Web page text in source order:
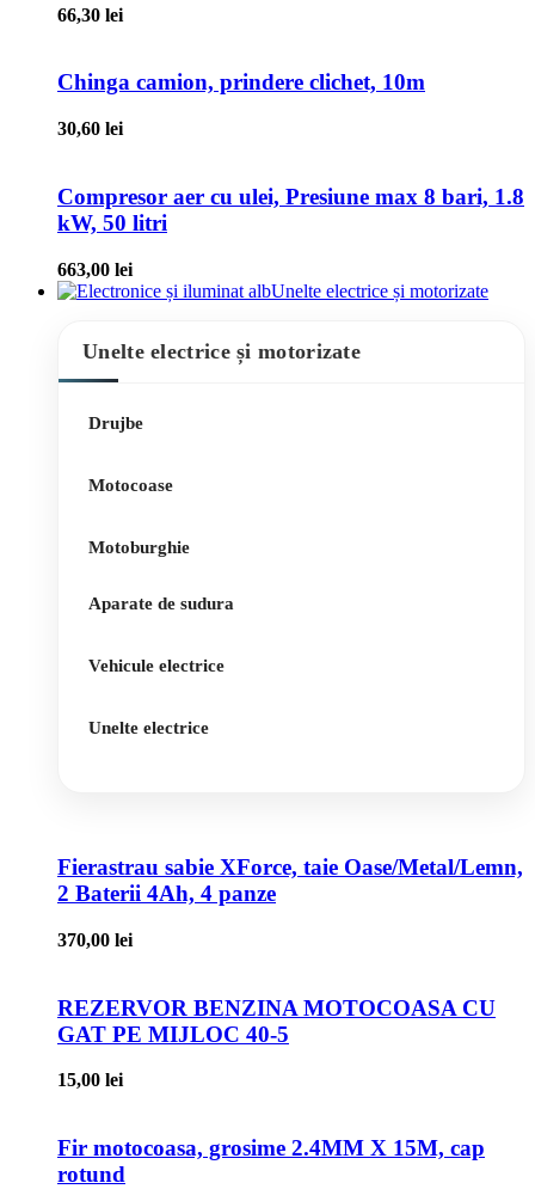
66,30 lei
Chinga camion, prindere clichet, 10m
30,60 lei
Compresor aer cu ulei, Presiune max 8 bari, 1.8
kW, 50 litri
663,00 lei
Unelte electrice și motorizate
Unelte electrice și motorizate
Drujbe
Motocoase
Motoburghie
Aparate de sudura
Vehicule electrice
Unelte electrice
Fierastrau sabie XForce, taie Oase/Metal/Lemn,
2 Baterii 4Ah, 4 panze
370,00 lei
REZERVOR BENZINA MOTOCOASA CU
GAT PE MIJLOC 40-5
15,00 lei
Fir motocoasa, grosime 2.4MM X 15M, cap
rotund